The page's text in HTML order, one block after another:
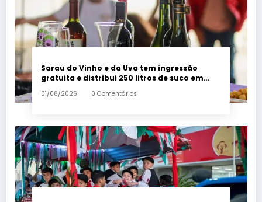
Sarau do Vinho e da Uva tem ingressão
gratuita e distribui 250 litros de suco em
Santa Teresa – Em Dia ES
01/08/2026 0 Comentários